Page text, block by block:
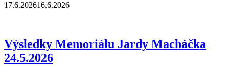
17.6.202616.6.2026
Výsledky Memoriálu Jardy Macháčka
24.5.2026